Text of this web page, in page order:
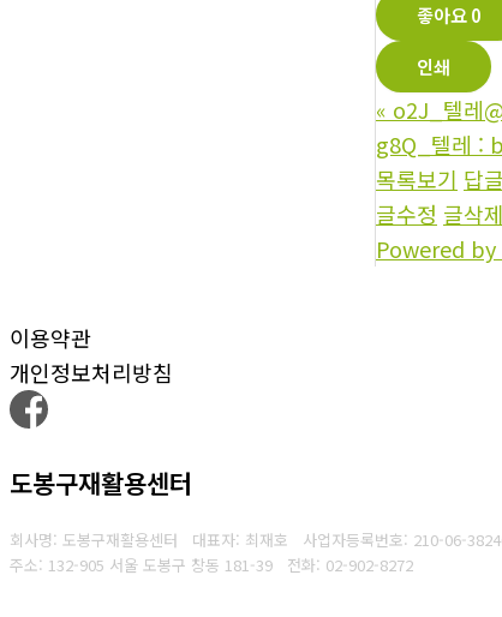
좋아요0
인쇄
« o2J_텔레
g8Q_텔레 :
목록보기 답
글수정 글삭제
Powered
이용약관
개인정보처리방침
도봉구재활용센터
회사명: 도봉구재활용센터 대표자: 최재호 사업자등록번호: 210-06-
주소: 132-905 서울 도봉구 창동 181-39 전화: 02-902-8272